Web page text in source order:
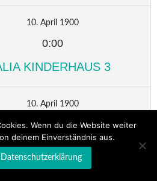
10. April 1900
0:00
KINDERHAUS 3
10. April 1900
0:00
KINDERHAUS 3
Wenn du die Website weiter
deinem Einverständnis aus.
Datenschutzerklärung